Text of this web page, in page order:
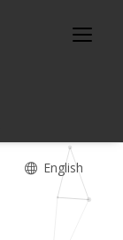
English